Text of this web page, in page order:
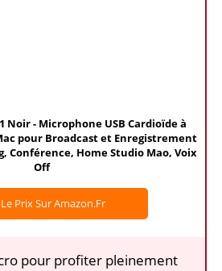
Noir - Microphone USB Cardioïde à
pour Broadcast et Enregistrement
Conférence, Home Studio Mao, Voix
Off
Prix Sur Amazon.fr
pour profiter pleinement